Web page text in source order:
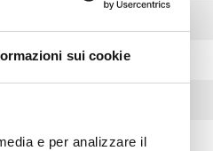
sui cookie
e per analizzare il
64